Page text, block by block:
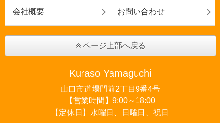
会社概要 お問い合わせ
ページ上部へ戻る
Kuraso Yamaguchi
山口市道場門前2丁目9番4号
【営業時間】9:00～18:00
【定休日】水曜日、日曜日、祝日